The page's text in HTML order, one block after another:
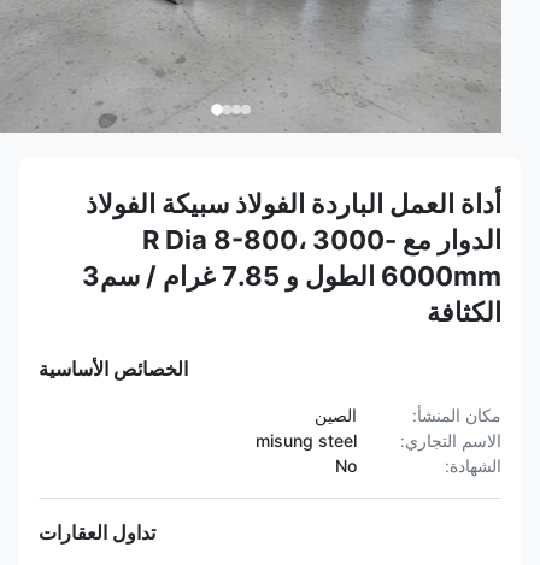
أداة العمل الباردة الفولاذ سبيكة الفولاذ
الدوار مع R Dia 8-800، 3000-
6000mm الطول و 7.85 غرام / سم3
الكثافة
الخصائص الأساسية
مكان المنشأ:
الصين
الاسم التجاري:
misung steel
الشهادة:
تداول العقارات